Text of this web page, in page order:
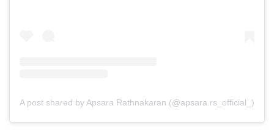
A post shared by Apsara Rathnakaran (@apsara.rs_official_)